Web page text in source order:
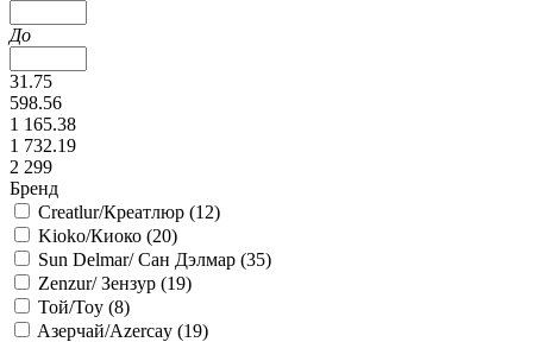
До
31.75
598.56
1 165.38
1 732.19
2 299
Бренд
Creatlur/Креатлюр (12)
Kioko/Киоко (20)
Sun Delmar/ Сан Дэлмар (35)
Zenzur/ Зензур (19)
Той/Toy (8)
Aзерчай/Azercay (19)